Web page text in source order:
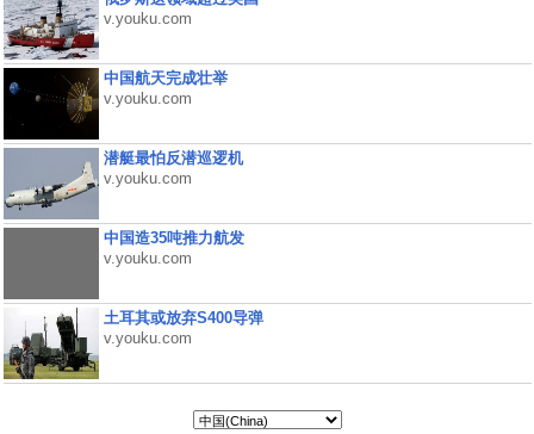
v.youku.com
中国航天完成壮举
v.youku.com
潜艇最怕反潜巡逻机
v.youku.com
中国造35吨推力航发
v.youku.com
土耳其或放弃S400导弹
v.youku.com